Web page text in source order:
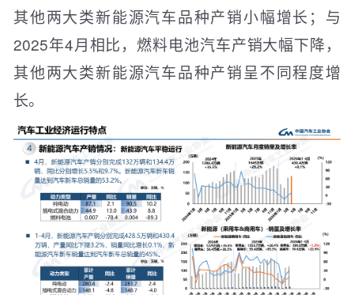
其他两大类新能源汽车品种产销小幅增长；与
2025年4月相比，燃料电池汽车产销大幅下降，
其他两大类新能源汽车品种产销呈不同程度增
长。